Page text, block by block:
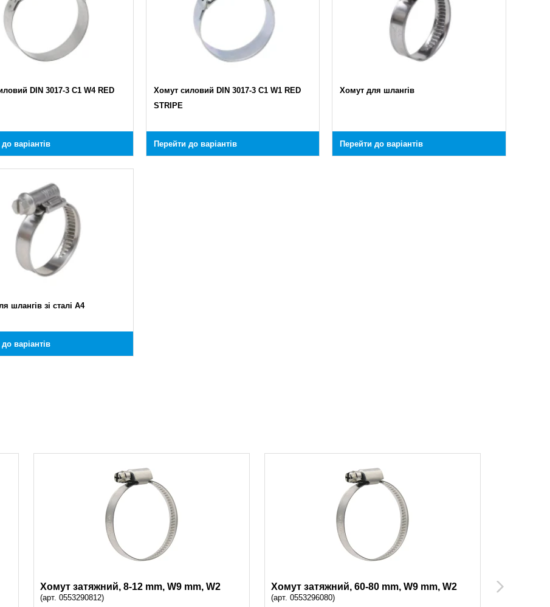
DIN 3017-3 C1 W4 RED
варіантів
Хомут силовий DIN 3017-3 C1 W1 RED
STRIPE
Перейти до варіантів
Хомут для шлангів
Перейти до варіантів
шлангів зі сталі A4
варіантів
Хомут затяжний, 8-12 mm, W9 mm, W2
(арт. 0553290812)
Хомут затяжний, 60-80 mm, W9 mm, W2
(арт. 0553296080)
Хомут
Next